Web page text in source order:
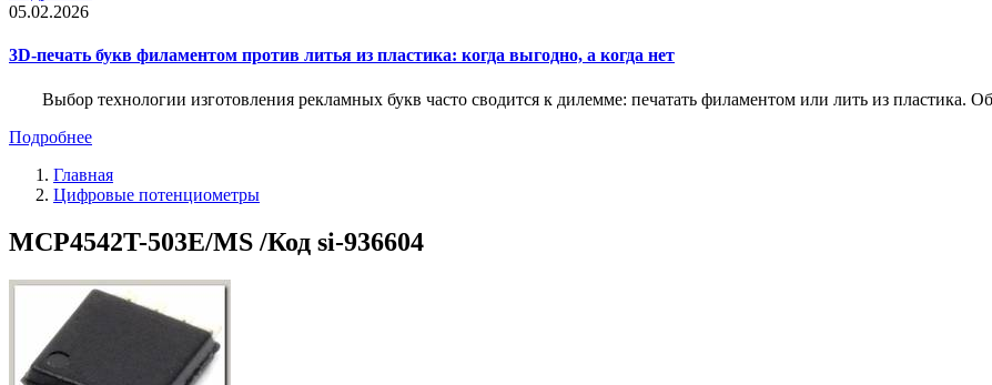
05.02.2026
3D-печать букв филаментом против литья из пластика: когда выгодно, а когда нет
Выбор технологии изготовления рекламных букв часто сводится к дилемме: печатать филаментом или лить из пластика.
Подробнее
Главная
Цифровые потенциометры
MCP4542T-503E/MS /Код si-936604